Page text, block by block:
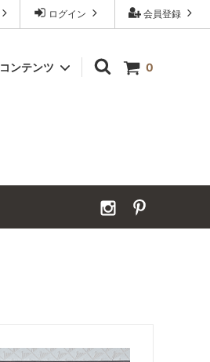
会員登録
ログイン
0
コンテンツ